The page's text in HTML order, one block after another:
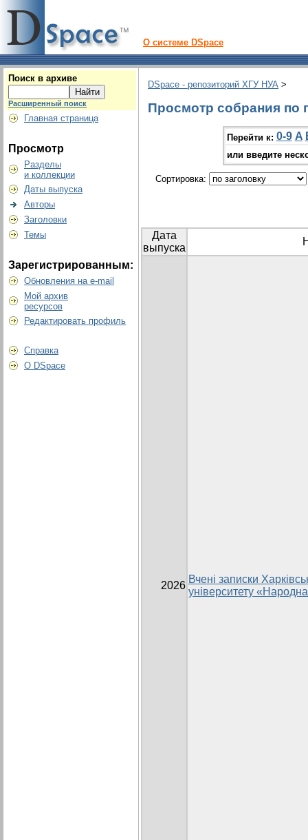
О системе DSpace
Поиск в архиве
Расширенный поиск
Главная страница
Просмотр
Разделы
и коллекции
Даты выпуска
Авторы
Заголовки
Темы
Зарегистрированным:
Обновления на e-mail
Мой архив
ресурсов
Редактировать профиль
Справка
О DSpace
DSpace - репозиторий ХГУ НУА >
Просмотр собрания по
Перейти к: 0-9 A
или введите
Сортировка:
Дата
выпуска
2026
Вчені записки
університету